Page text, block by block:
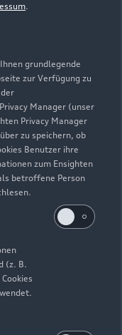
.
grundlegende
zur Verfügung zu
Manager (unser
Privacy Manager
zu speichern, ob
Benutzer ihre
zum Ensighten
betroffene Person
(z. B.
nach oben